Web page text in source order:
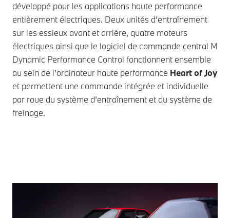
développé pour les applications haute performance
entièrement électriques. Deux unités d’entraînement
sur les essieux avant et arrière, quatre moteurs
électriques ainsi que le logiciel de commande central M
Dynamic Performance Control fonctionnent ensemble
au sein de l’ordinateur haute performance Heart of Joy
et permettent une commande intégrée et individuelle
par roue du système d’entraînement et du système de
freinage.